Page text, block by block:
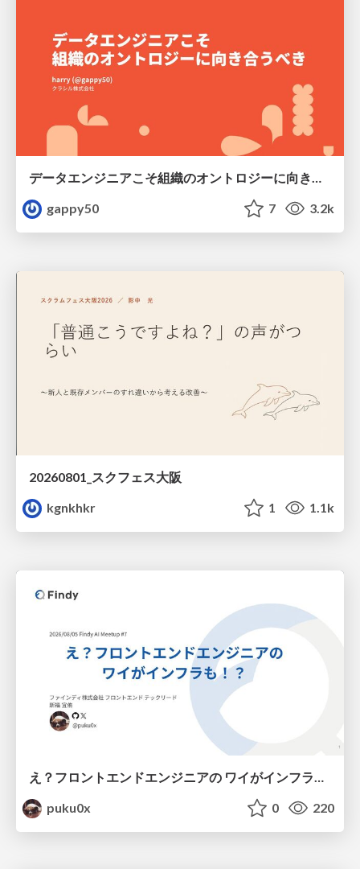
データエンジニアこそ組織のオントロジーに向き合うべき — 問いに答えるAIから、事業を動かすAIへ
gappy50
7 3.2k
20260801_スクフェス大阪
kgnkhkr
1 1.1k
puku0x
0 220